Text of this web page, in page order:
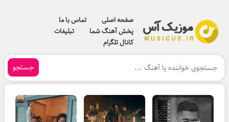
صفحه اصلی
تماس با ما
پخش آهنگ شما
تبلیغات
کانال تلگرام
جستجو